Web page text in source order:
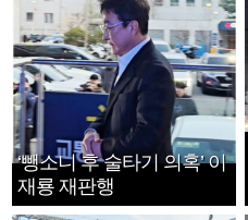
‘뺑소니 후 술타기 의혹’ 이
재룡 재판행